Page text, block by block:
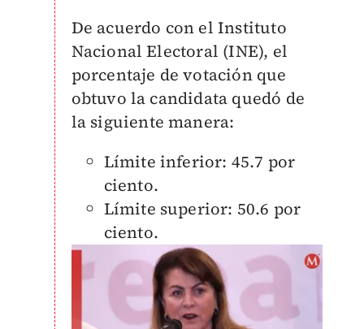
De acuerdo con el Instituto
Nacional Electoral (INE), el
porcentaje de votación que
obtuvo la candidata quedó de
la siguiente manera:
Límite inferior: 45.7 por
ciento.
Límite superior: 50.6 por
ciento.